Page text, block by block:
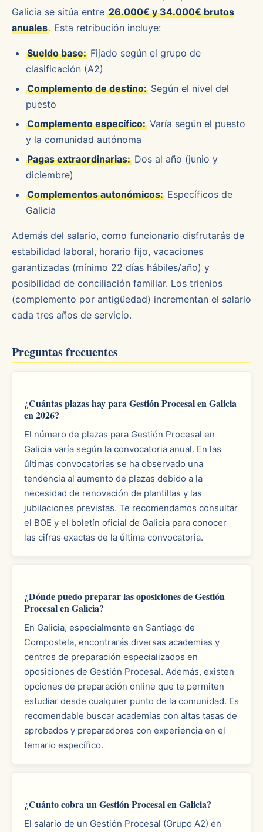
Galicia se sitúa entre 26.000€ y 34.000€ brutos
anuales. Esta retribución incluye:
Sueldo base: Fijado según el grupo de
clasificación (A2)
Complemento de destino: Según el nivel del
puesto
Complemento específico: Varía según el puesto
y la comunidad autónoma
Pagas extraordinarias: Dos al año (junio y
diciembre)
Complementos autonómicos: Específicos de
Galicia
Además del salario, como funcionario disfrutarás de
estabilidad laboral, horario fijo, vacaciones
garantizadas (mínimo 22 días hábiles/año) y
posibilidad de conciliación familiar. Los trienios
(complemento por antigüedad) incrementan el salario
cada tres años de servicio.
Preguntas frecuentes
¿Cuántas plazas hay para Gestión Procesal en Galicia
en 2026?
El número de plazas para Gestión Procesal en
Galicia varía según la convocatoria anual. En las
últimas convocatorias se ha observado una
tendencia al aumento de plazas debido a la
necesidad de renovación de plantillas y las
jubilaciones previstas. Te recomendamos consultar
el BOE y el boletín oficial de Galicia para conocer
las cifras exactas de la última convocatoria.
¿Dónde puedo preparar las oposiciones de Gestión
Procesal en Galicia?
En Galicia, especialmente en Santiago de
Compostela, encontrarás diversas academias y
centros de preparación especializados en
oposiciones de Gestión Procesal. Además, existen
opciones de preparación online que te permiten
estudiar desde cualquier punto de la comunidad. Es
recomendable buscar academias con altas tasas de
aprobados y preparadores con experiencia en el
temario específico.
¿Cuánto cobra un Gestión Procesal en Galicia?
El salario de un Gestión Procesal (Grupo A2) en